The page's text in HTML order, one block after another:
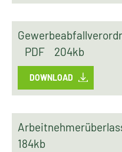
PDF
204kb
DOWNLOAD
184kb